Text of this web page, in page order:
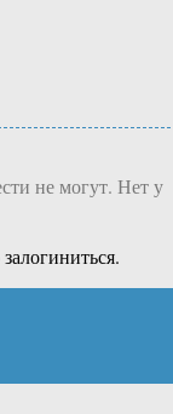
не могут. Нет у